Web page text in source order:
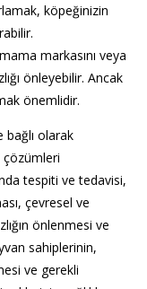
köpeğinizin
markasını veya
önleyebilir. Ancak
önemlidir.
bağlı olarak
çözümleri
tespiti ve tedavisi,
çevresel ve
önlenmesi ve
sahiplerinin,
ve gerekli